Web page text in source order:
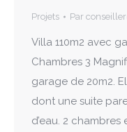
Projets Par
Villa 110m2 avec
Chambres 3
garage de 20m2.
dont une suite
d’eau. 2